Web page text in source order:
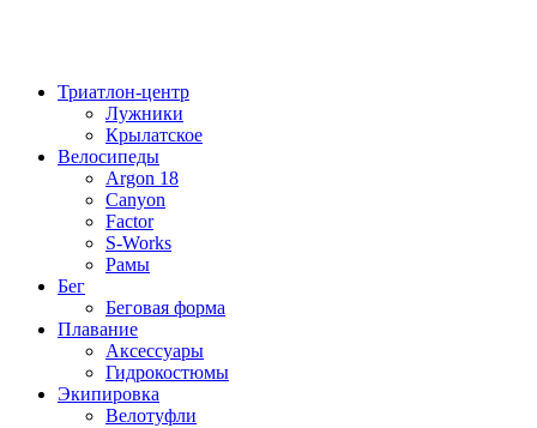
Триатлон-центр
Лужники
Крылатское
Велосипеды
Argon 18
Canyon
Factor
S-Works
Рамы
Бег
Беговая форма
Плавание
Аксессуары
Гидрокостюмы
Экипировка
Велотуфли